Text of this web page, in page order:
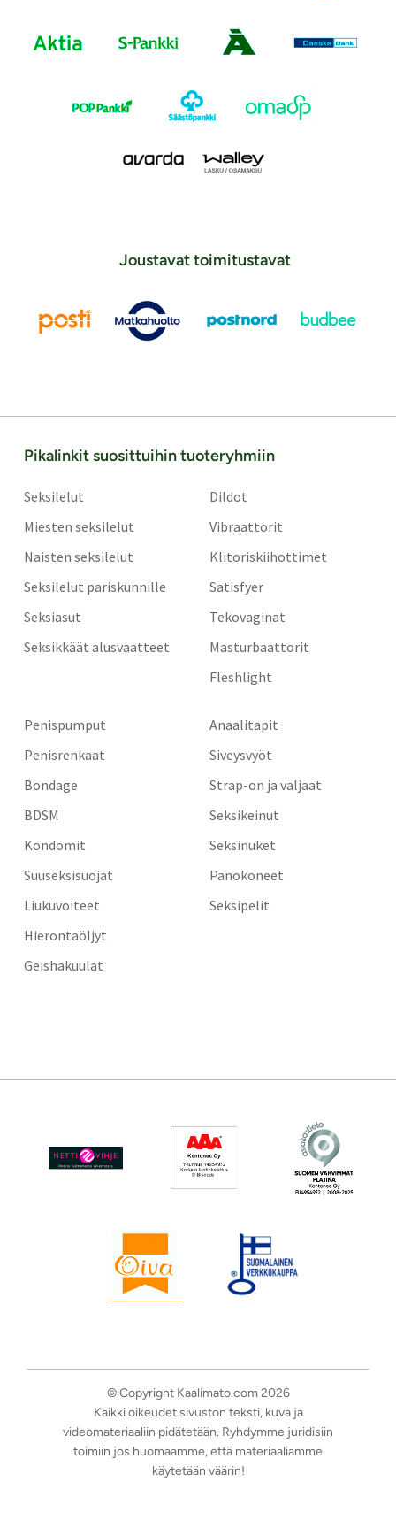
Joustavat toimitustavat
Pikalinkit suosittuihin tuoteryhmiin
Seksilelut
Miesten seksilelut
Naisten seksilelut
Seksilelut pariskunnille
Seksiasut
Seksikkäät alusvaatteet
Dildot
Vibraattorit
Klitoriskiihottimet
Satisfyer
Tekovaginat
Masturbaattorit
Fleshlight
Penispumput
Penisrenkaat
Bondage
BDSM
Kondomit
Suuseksisuojat
Liukuvoiteet
Hierontaöljyt
Geishakuulat
Anaalitapit
Siveysvyöt
Strap-on ja valjaat
Seksikeinut
Seksinuket
Panokoneet
Seksipelit
© Copyright Kaalimato.com 2026
Kaikki oikeudet sivuston teksti, kuva ja
videomateriaaliin pidätetään. Ryhdymme juridisiin
toimiin jos huomaamme, että materiaaliamme
käytetään väärin!